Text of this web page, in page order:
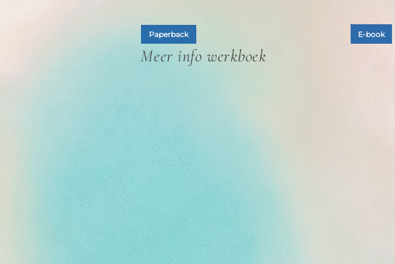
Paperback
Meer info werkboek
E-book